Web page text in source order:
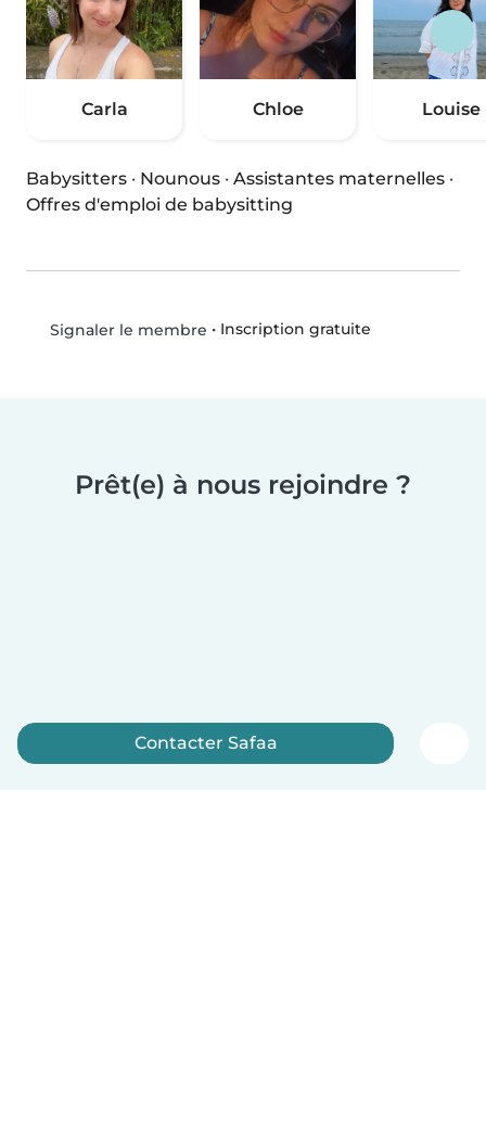
Carla Chloe Louise
Babysitters · Nounous · Assistantes maternelles ·
Offres d'emploi de babysitting
Signaler le membre • Inscription gratuite
Prêt(e) à nous rejoindre ?
Contacter Safaa